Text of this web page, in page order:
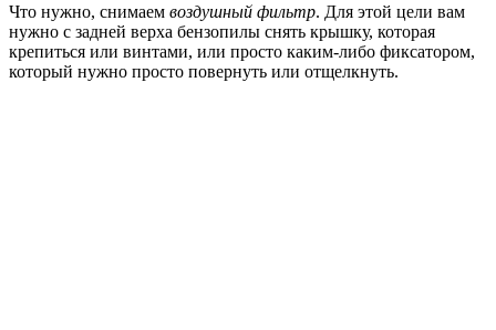
Что нужно, снимаем воздушный фильтр. Для этой цели вам
нужно с задней верха бензопилы снять крышку, которая
крепиться или винтами, или просто каким-либо фиксатором,
который нужно просто повернуть или отщелкнуть.